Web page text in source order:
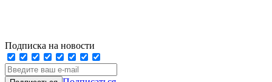
Подписка на новости